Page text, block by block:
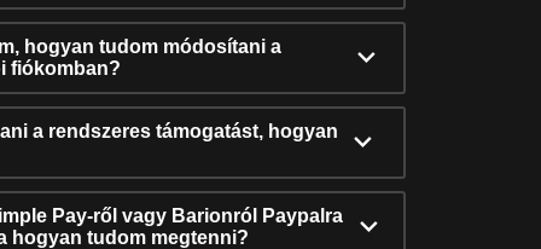
hogyan tudom módosítani a
fiókomban?
a rendszeres támogatást, hogyan
Pay-ről vagy Barionról Paypalra
hogyan tudom megtenni?